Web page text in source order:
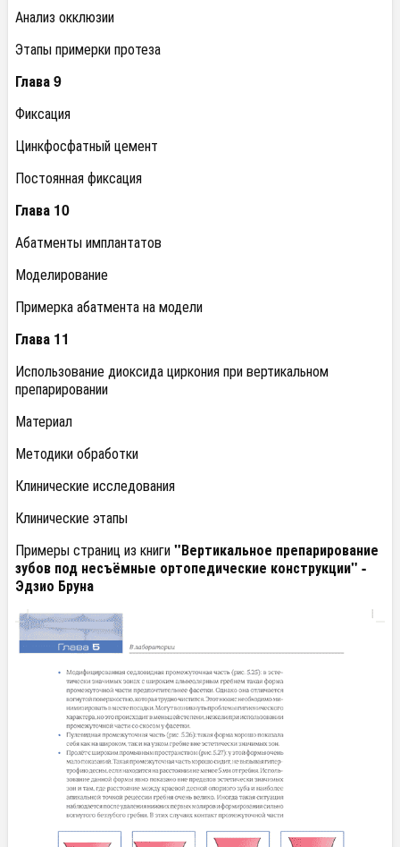
Анализ окклюзии
Этапы примерки протеза
Глава 9
Фиксация
Цинкфосфатный цемент
Постоянная фиксация
Глава 10
Абатменты имплантатов
Моделирование
Примерка абатмента на модели
Глава 11
Использование диоксида циркония при вертикальном
препарировании
Материал
Методики обработки
Клинические исследования
Клинические этапы
Примеры страниц из книги"Вертикальное препарирование
зубов под несъёмные ортопедические конструкции" -
Эдзио Бруна